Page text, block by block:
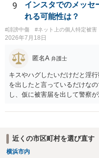
9
インスタでのメッセ
れる可能性は？
#誹謗中傷 #ネット上の個人特定被害
2026年7月18日
匿名A 弁護士
キスやハグしたいだけだと淫
を出したと言っているだけな
し、仮に被害届を出して警察
おくように。
近くの市区町村を選び直す
横浜市内